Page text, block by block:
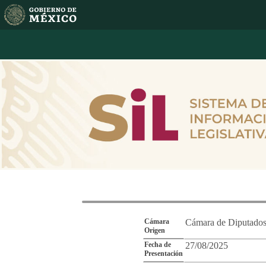
Cámara
Origen
Cámara de Diputados
Fecha de
Presentación
27/08/2025